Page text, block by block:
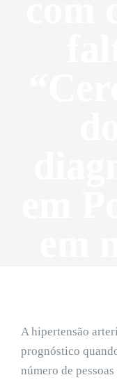
A hipertensão
prognóstico
número de